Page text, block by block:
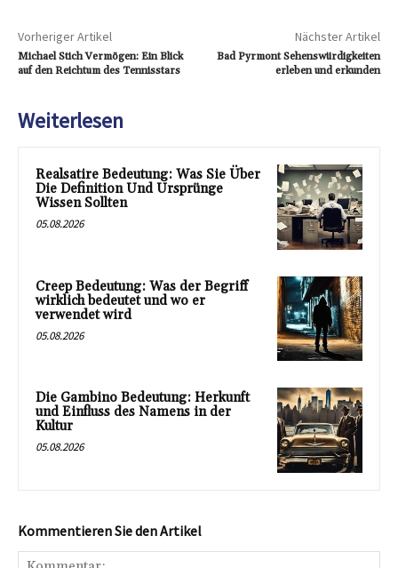
Vorheriger Artikel
Michael Stich Vermögen: Ein Blick
auf den Reichtum des Tennisstars
Nächster Artikel
Bad Pyrmont Sehenswürdigkeiten
erleben und erkunden
Weiterlesen
Realsatire Bedeutung: Was Sie Über
Die Definition Und Ursprünge
Wissen Sollten
05.08.2026
Creep Bedeutung: Was der Begriff
wirklich bedeutet und wo er
verwendet wird
05.08.2026
Die Gambino Bedeutung: Herkunft
und Einfluss des Namens in der
Kultur
05.08.2026
Kommentieren Sie den Artikel